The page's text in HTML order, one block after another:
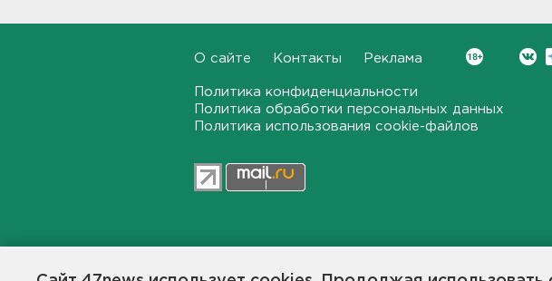
В вузы Петербурга по квоте
детей поступили 3,4 тысячи
Новогорелово. Он утонул
условно
О сайте Контакты Реклама
Политика конфиденциальности
Политика обработки персональных данных
Политика использования cookie-файлов
общественной жизни в Ленинградской области,